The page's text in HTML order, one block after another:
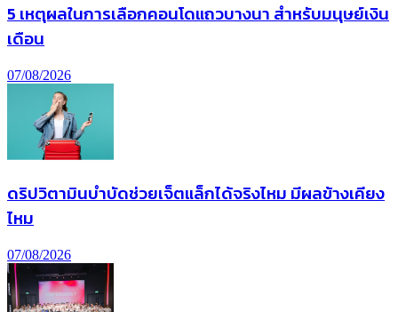
5 เหตุผลในการเลือกคอนโดแถวบางนา สำหรับมนุษย์เงิน
เดือน
07/08/2026
ดริปวิตามินบำบัดช่วยเจ็ตแล็กได้จริงไหม มีผลข้างเคียง
ไหม
07/08/2026